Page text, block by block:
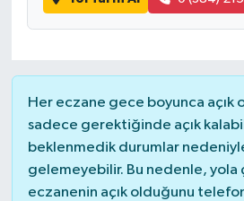
Her eczane gece boyunca açık
sadece gerektiğinde açık
beklenmedik durumlar
gelemeyebilir. Bu nedenle, yola
eczanenin açık olduğunu